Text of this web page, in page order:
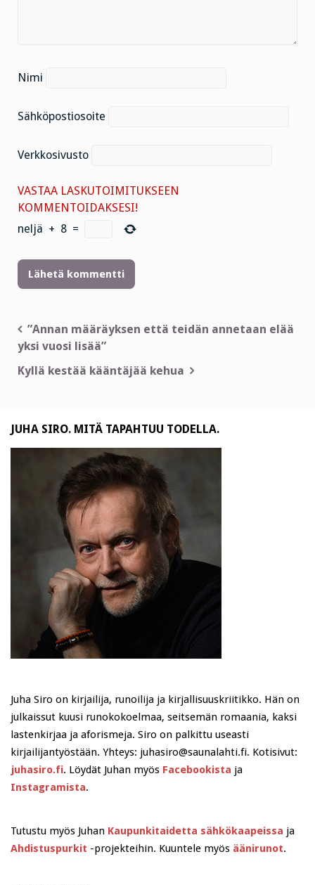
Nimi
Sähköpostiosoite
Verkkosivusto
VASTAA LASKUTOIMITUKSEEN
KOMMENTOIDAKSESI!
neljä + 8 =
Artikkelien
selaus
”Annan määräyksen että teidän annetaan elää
yksi vuosi lisää”
Kyllä kestää kääntäjää kehua
JUHA SIRO. MITÄ TAPAHTUU TODELLA.
Juha Siro on kirjailija, runoilija ja kirjallisuuskriitikko. Hän on
julkaissut kuusi runokokoelmaa, seitsemän romaania, kaksi
lastenkirjaa ja aforismeja. Siro on palkittu useasti
kirjailijantyöstään. Yhteys: juhasiro@saunalahti.fi. Kotisivut:
juhasiro.fi. Löydät Juhan myös Facebookista ja
Instagramista.
Tutustu myös Juhan Kaupunkitaidetta sähkökaapeissa ja
Ahdistuspurkit -projekteihin. Kuuntele myös äänirunot.